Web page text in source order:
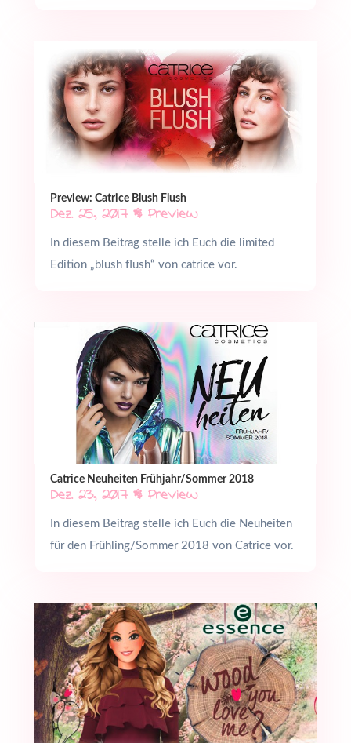
Preview: Catrice Blush Flush
Dez. 25, 2017| Preview
In diesem Beitrag stelle ich Euch die limited
Edition „blush flush“ von catrice vor.
Catrice Neuheiten Frühjahr/Sommer 2018
Dez. 23, 2017| Preview
In diesem Beitrag stelle ich Euch die Neuheiten
für den Frühling/Sommer 2018 von Catrice vor.